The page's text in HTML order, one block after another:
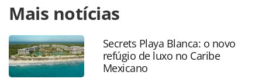
https://www.panrotas.com.br/destinos/pesquisas-e-
estatisticas/2023/12/florida-tem-recorde-de-visitacao-no-
3o-semestre-255-mil-sao-brasileiros_201592.html ou as
ferramentas oferecidas na página. Todo o conteúdo
produzido pela PANROTAS Editora é protegido pela
legislação brasileira sobre direito autoral. Não reproduza o
Mais notícias
Secrets Playa Blanca: o novo
refúgio de luxo no Caribe
Mexicano